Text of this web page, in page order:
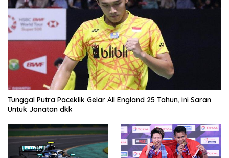
Tunggal Putra Paceklik Gelar All England 25 Tahun, Ini Saran
Untuk Jonatan dkk